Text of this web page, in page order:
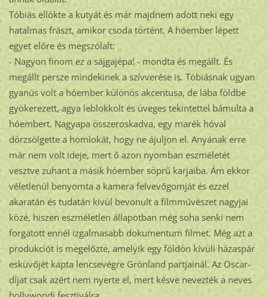
Tóbiás ellökte a kutyát és már majdnem adott neki egy
hatalmas frászt, amikor csoda történt. A hóember lépett
egyet előre és megszólalt:
- Nagyon finom ez a sájgajépa! - mondta és megállt. És
megállt persze mindekinek a szívverése is. Tóbiásnak ugyan
gyanús volt a hóember különös akcentusa, de lába földbe
gyökerezett, agya leblokkolt és üveges tekintettel bámulta a
hóembert. Nagyapa összeroskadva, egy marék hóval
dörzsölgette a homlokát, hogy ne ájuljon el. Anyának erre
már nem volt ideje, mert ő azon nyomban eszméletét
vesztve zuhant a másik hóember söprű karjaiba. Ám ekkor
véletlenül benyomta a kamera felvevőgomját és ezzel
akaratán és tudatán kívül bevonult a filmművészet nagyjai
közé, hiszen eszméletlen állapotban még soha senki nem
forgatott ennél izgalmasabb dokumentum filmet. Még azt a
produkciót is megelőzte, amelyik egy földön kívüli házaspár
esküvőjét kapta lencsevégre Grönland partjainál. Az Oscar-
díjat csak azért nem nyerte el, mert késve nevezték a neves